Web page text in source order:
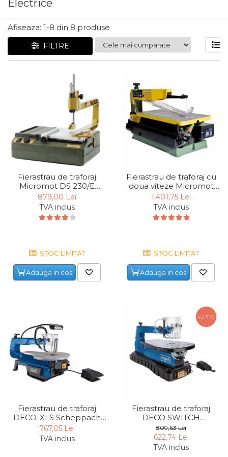
Accesorii Bucatarie
Termostat
Accesorii Baie
Accesorii Telefoane
Casti Audio
Accesorii Laptop & PC
Aparate de Curatat cu
Cutii Depozitare
Chinga & Suport Mobila
Accesorii
Jucarii
Microscoape
Baterii & Acumulatori
Baterii AAA
Baterii AA
Lanterne
Proiectoare
Electrice
Afiseaza: 1-8 din 8 produse
FILTRE
Fierastrau de traforaj
Micromot DS 230/E
Proxxon 27088, 85 W,
2500/min
879,00 Lei
TVA inclus
STOC LIMITAT
Adauga in cos
Fierastrau de traforaj cu
doua viteze Micromot
DSH Proxxon 28092, 145
W, 900/min
1.401,75 Lei
TVA inclus
STOC LIMITAT
Adauga in cos
Fierastrau de traforaj
DECO-XLS Scheppach
5901407901, 120 W, 1700
rpm
767,05 Lei
TVA inclus
-23%
Fierastrau de traforaj
DECO SWITCH
Scheppach 5901409901,
90 W, 1500 rpm
809,63 Lei
622,74 Lei
TVA inclus